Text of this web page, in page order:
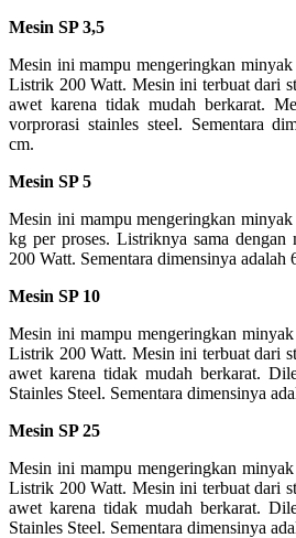
Mesin SP 3,5
Mesin ini mampu mengeringkan
Listrik 200 Watt. Mesin ini terbuat dari
awet karena tidak mudah berkarat.
vorprorasi stainles steel. Sementara
cm.
Mesin SP 5
Mesin ini mampu mengeringkan
kg per proses. Listriknya sama dengan
200 Watt. Sementara dimensinya adalah
Mesin SP 10
Mesin ini mampu mengeringkan
Listrik 200 Watt. Mesin ini terbuat dari
awet karena tidak mudah berkarat.
Stainles Steel. Sementara dimensinya
Mesin SP 25
Mesin ini mampu mengeringkan
Listrik 200 Watt. Mesin ini terbuat dari
awet karena tidak mudah berkarat.
Stainles Steel. Sementara dimensinya